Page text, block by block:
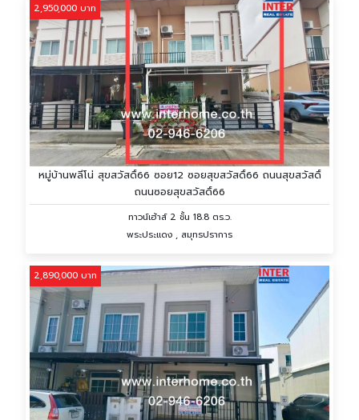
2,950,000 บาท
หมู่บ้านพลีโน่ สุขสวัสดิ์66 ซอย12 ซอยสุขสวัสดิ์66 ถนนสุขสวัสดิ์
ถนนซอยสุขสวัสดิ์66
ทาวน์เฮ้าส์ 2 ชั้น 18.8 ตร.ว.
พระประแดง , สมุทรปราการ
2,890,000 บาท